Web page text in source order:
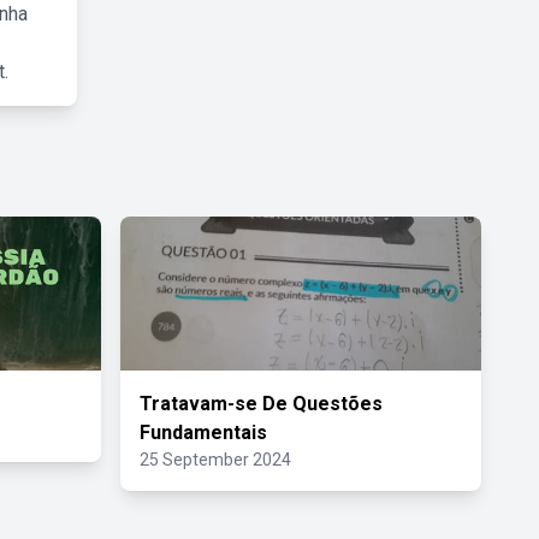
Tratavam-se De Questões
Fundamentais
25 September 2024